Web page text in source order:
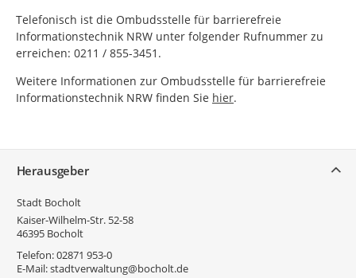
Telefonisch ist die Ombudsstelle für barrierefreie
Informationstechnik NRW unter folgender Rufnummer zu
erreichen: 0211 / 855-3451.
Weitere Informationen zur Ombudsstelle für barrierefreie
Informationstechnik NRW finden Sie hier.
Herausgeber
Stadt Bocholt
Kaiser-Wilhelm-Str. 52-58
46395 Bocholt
Telefon:02871 953-0
E-Mail:stadtverwaltung@bocholt.de